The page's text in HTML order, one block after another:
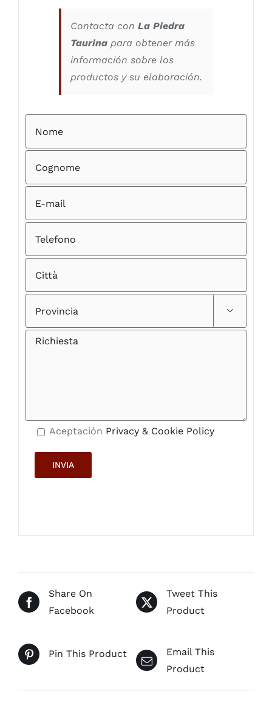
Contacta con La Piedra
Taurinapara obtener más
información sobre los
productos y su elaboración.

Aceptación Privacy & Cookie Policy
Share On
Facebook
Tweet This
Product
Pin This Product
Email This
Product